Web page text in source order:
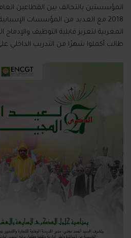
المؤسستين بالتحالف بين القطاعين
2018 مع العديد من المؤسسات
المغربية لتعزيز قابلية التوظيف
طالب أكملوا شهرًا من التدريب